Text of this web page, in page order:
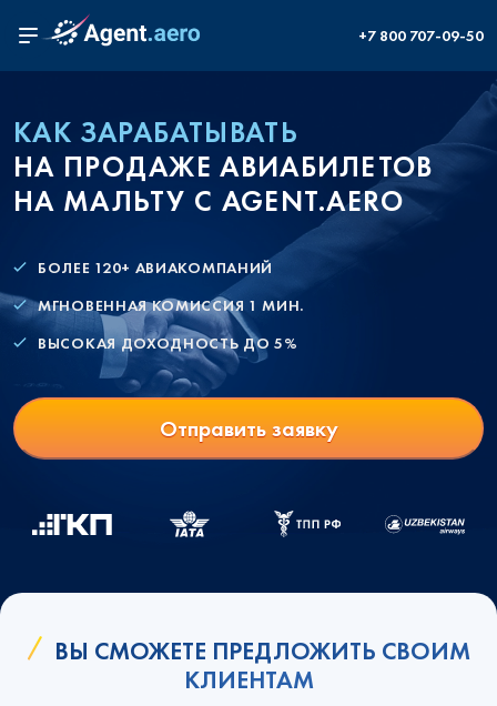
+7 800 707-09-50
КАК ЗАРАБАТЫВАТЬ
НА ПРОДАЖЕ АВИАБИЛЕТОВ
НА МАЛЬТУ С AGENT.AERO
БОЛЕЕ 120+ АВИАКОМПАНИЙ
МГНОВЕННАЯ КОМИССИЯ 1 МИН.
ВЫСОКАЯ ДОХОДНОСТЬ ДО 5%
Отправить заявку
ВЫ СМОЖЕТЕ ПРЕДЛОЖИТЬ СВОИМ
КЛИЕНТАМ